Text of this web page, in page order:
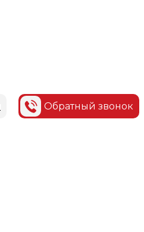
Обратный звонок